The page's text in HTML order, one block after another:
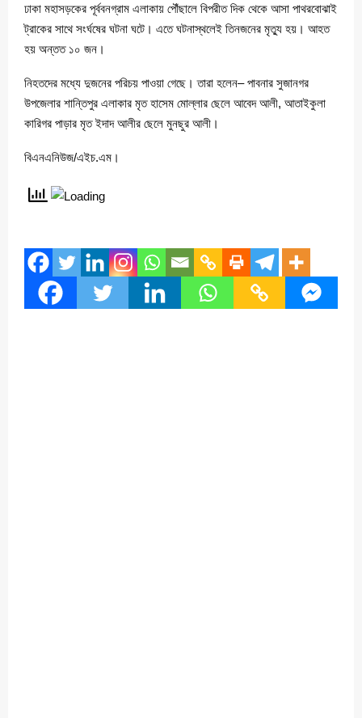
ঢাকা মহাসড়কের পূর্ববনগ্রাম এলাকায় পৌঁছালে বিপরীত দিক থেকে আসা পাথরবোঝাই
ট্রাকের সাথে সংর্ঘষের ঘটনা ঘটে। এতে ঘটনাস্থলেই তিনজনের মৃত্যু হয়। আহত
হয় অন্তত ১০ জন।
নিহতদের মধ্যে দুজনের পরিচয় পাওয়া গেছে। তারা হলেন– পাবনার সুজানগর
উপজেলার শান্তিপুর এলাকার মৃত হাসেম মোল্লার ছেলে আবেদ আলী, আতাইকুলা
কারিগর পাড়ার মৃত ইদাদ আলীর ছেলে মুনছুর আলী।
বিএনএনিউজ/এইচ.এম।